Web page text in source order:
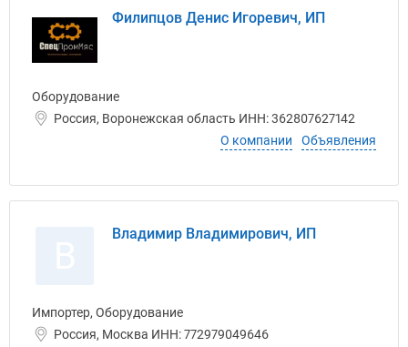
Филипцов Денис Игоревич, ИП
Оборудование
Россия, Воронежская область ИНН: 362807627142
О компании
Объявления
Владимир Владимирович, ИП
Импортер, Оборудование
Россия, Москва ИНН: 772979049646